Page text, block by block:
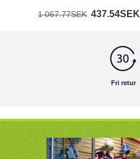
1 067.77SEK 437.54SEK
Fri retur